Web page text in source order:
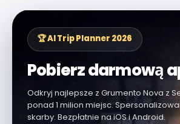
🏆 AI Trip Planner 2026
Pobierz darmową
Odkryj najlepsze z Grumento Nova z
ponad 1 milion miejsc.
skarby. Bezpłatnie na iOS i Android.